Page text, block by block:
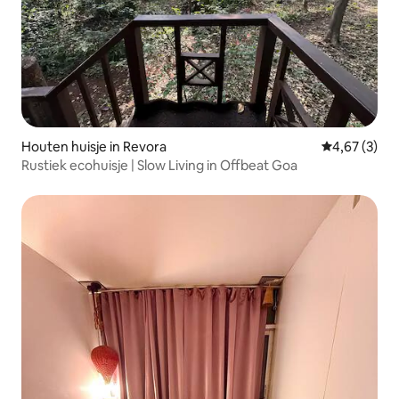
Houten huisje in Revora
4,67 (3)
Rustiek ecohuisje | Slow Living in Offbeat Goa